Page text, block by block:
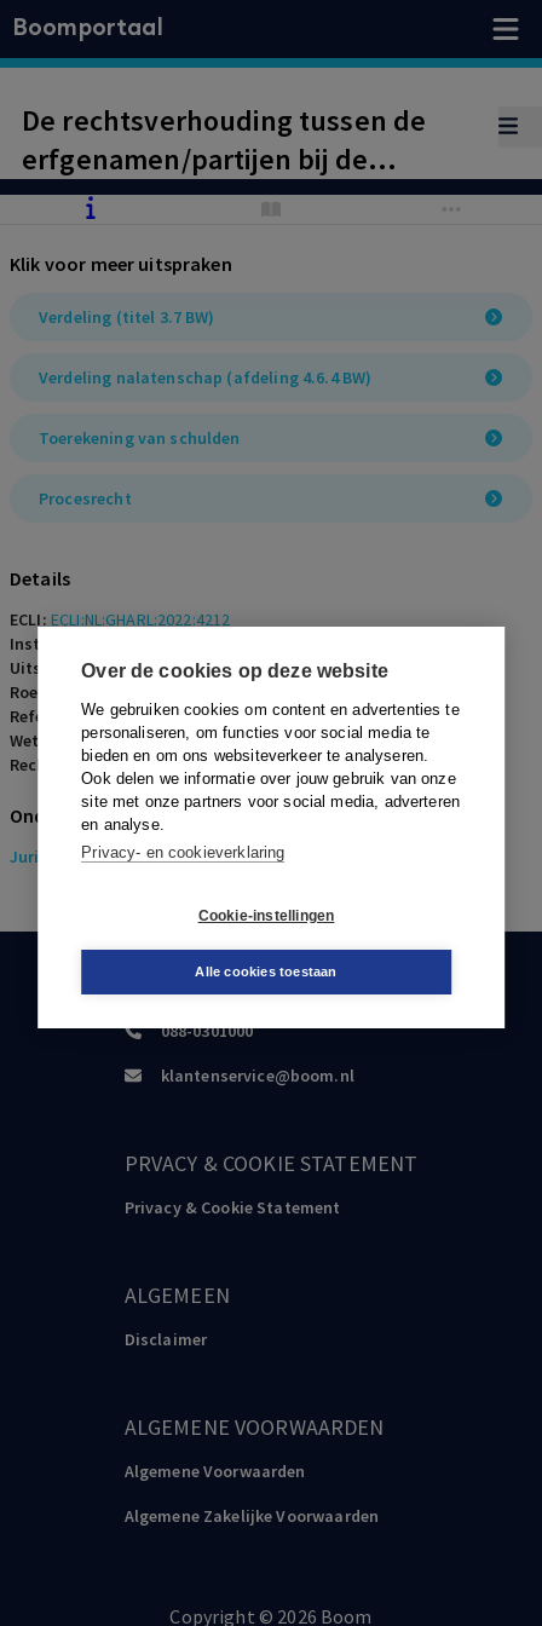
Over de cookies op deze website
We gebruiken cookies om content en advertenties te
personaliseren, om functies voor social media te
bieden en om ons websiteverkeer te analyseren.
Ook delen we informatie over jouw gebruik van onze
site met onze partners voor social media, adverteren
en analyse.
Privacy- en cookieverklaring
Cookie-instellingen
Alle cookies toestaan
Boomportaal
De rechtsverhouding tussen de
erfgenamen/partijen bij de
verdeling van een nalatenschap
processueel ondeelbare
rechtsverhouding. Het hof oordeelt
reconventie ambtshalve
gelegenheid had moeten bieden tot
erfgenamen/partijen waren
Klik voor meer uitspraken
Verdeling (titel 3.7 BW)
Verdeling nalatenschap (afdeling 4.6.4 BW)
Toerekening van schulden
Procesrecht
Details
ECLI: ECLI:NL:GHARL:2022:4212
Instantie:
Uitspraakdatum:24 mei 2022
Roepnaam:
Referentienummer:ERF-2022-0190
Wetsartikelen:
Rechters:M.H.H.A. Moes, R. Prakke-Nieuwenhuizen en L. Hamer
Onderwerpen
Juridisch> Erfrecht
088-0301000
klantenservice@boom.nl
PRVACY & COOKIE STATEMENT
Privacy & Cookie Statement
ALGEMEEN
Disclaimer
ALGEMENE VOORWAARDEN
Algemene Voorwaarden
Algemene Zakelijke Voorwaarden
Copyright ©️ 2026 Boom